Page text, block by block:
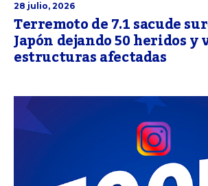
28 julio, 2026
Terremoto de 7.1 sacude
Japón dejando 50 heridos y
estructuras afectadas